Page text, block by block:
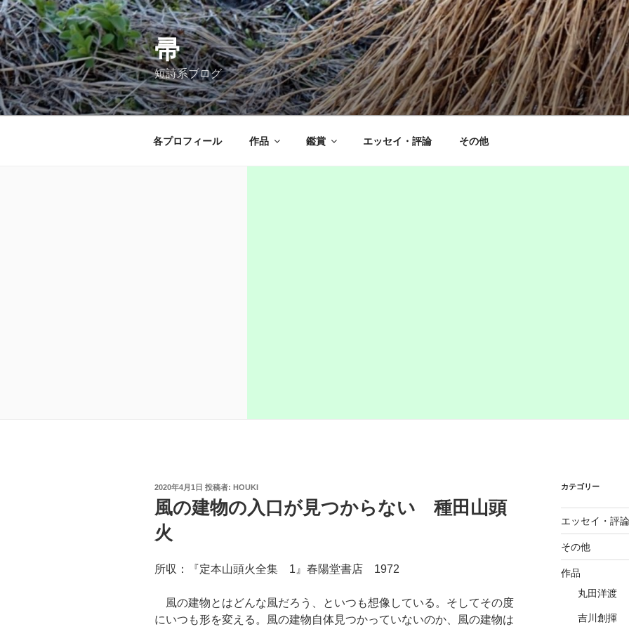
コ
ン
テ
ン
ツ
へ
ス
帚
短詩系ブログ
各プロフィール 作品 鑑賞 エッセイ・評論 その他
投
稿
日:
2020年4月1日 投稿者: HOUKI
風の建物の入口が見つからない 種田山頭
火
所収：『定本山頭火全集 1』春陽堂書店 1972
風の建物とはどんな風だろう、といつも想像している。そしてその度
にいつも形を変える。風の建物自体見つかっていないのか、風の建物は
カテゴリー
エッセイ・評論
その他
作品
丸田洋渡
吉川創揮